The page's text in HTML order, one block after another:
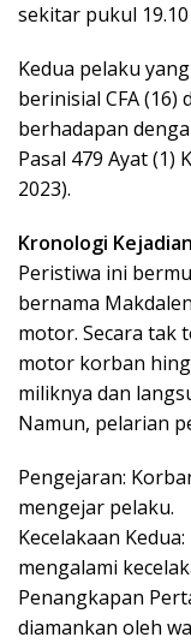
sekitar pukul 19.10
Kedua pelaku
berinisial CFA (16)
berhadapan
Pasal 479 Ayat (1)
2023).
Kronologi
Peristiwa ini
bernama
motor. Secara tak
motor korban
miliknya dan
Namun, pelarian
Pengejaran:
mengejar pelaku.
Kecelakaan
mengalami
Penangkapan
diamankan oleh